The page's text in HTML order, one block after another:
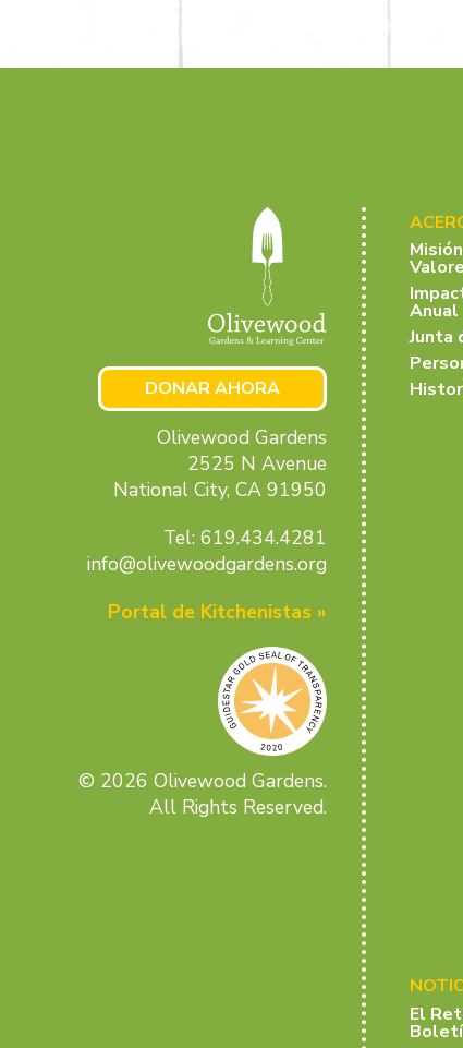
DONAR AHORA
Olivewood Gardens
2525 N Avenue
National City, CA 91950
Tel: 619.434.4281
info@olivewoodgardens.org
Portal de Kitchenistas »
© 2026 Olivewood Gardens.
All Rights Reserved.
Anual
Junta
El